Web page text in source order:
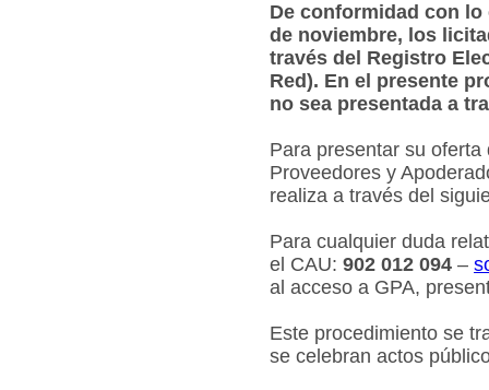
De conformidad con lo
de noviembre, los
través del Registro
Red). En el presente
no sea presentada a
Para presentar su
Proveedores y
realiza a través del
Para cualquier duda
el CAU: 902 012 094 –
al acceso a GPA,
Este procedimiento se
se celebran actos